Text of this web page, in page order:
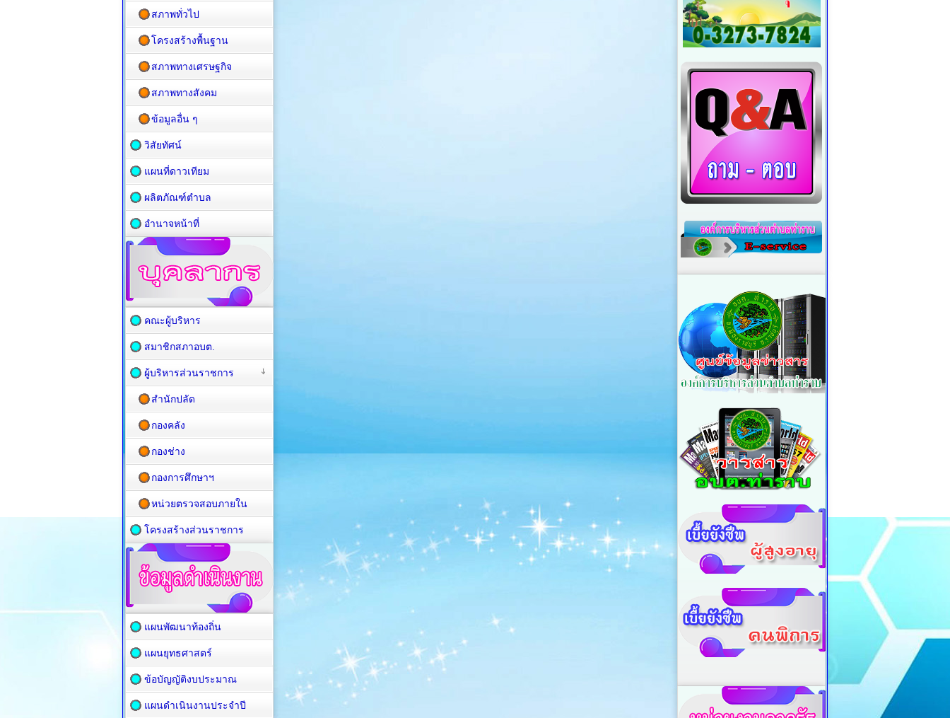
สภาพทั่วไป
โครงสร้างพื้นฐาน
สภาพทางเศรษฐกิจ
สภาพทางสังคม
ข้อมูลอื่น ๆ
วิสัยทัศน์
แผนที่ดาวเทียม
ผลิตภัณฑ์ตำบล
อำนาจหน้าที่
คณะผู้บริหาร
สมาชิกสภาอบต.
ผู้บริหารส่วนราชการ
สำนักปลัด
กองคลัง
กองช่าง
กองการศึกษาฯ
หน่วยตรวจสอบภายใน
โครงสร้างส่วนราชการ
แผนพัฒนาท้องถิ่น
แผนยุทธศาสตร์
ข้อบัญญัติงบประมาณ
แผนดำเนินงานประจำปี